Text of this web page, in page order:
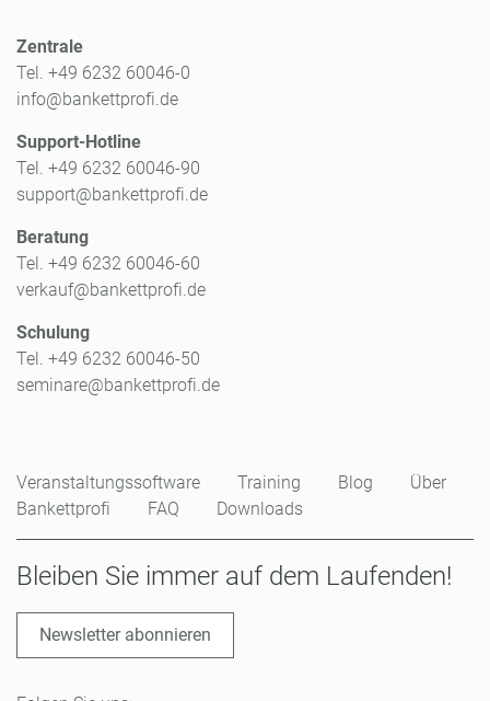
Zentrale
Tel. +49 6232 60046-0
info@bankettprofi.de
Support-Hotline
Tel. +49 6232 60046-90
support@bankettprofi.de
Beratung
Tel. +49 6232 60046-60
verkauf@bankettprofi.de
Schulung
Tel. +49 6232 60046-50
seminare@bankettprofi.de
Veranstaltungssoftware Training Blog
Über
Bankettprofi
FAQ Downloads
Bleiben Sie immer auf dem Laufenden!
Newsletter abonnieren